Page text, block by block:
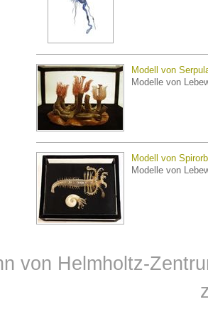
Modell von
Modelle von
Modell von
Modelle von
von Helmholtz-